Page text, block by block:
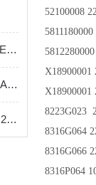
德国HYDAC贺德克压力传感器EDS系列产品介绍及保养
上海代理原装贺德克HDA4745-A-400-000参数下载
美国ASCO原装现货8320G174 220V辰丁供应
52100008
5811180000
5812280000
X18900001
X18900001
8223G023
8316G064
8316G066
8316P064